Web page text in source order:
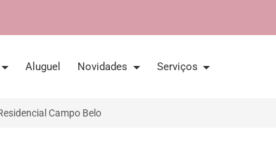
Aluguel Novidades Serviços
Campo Belo